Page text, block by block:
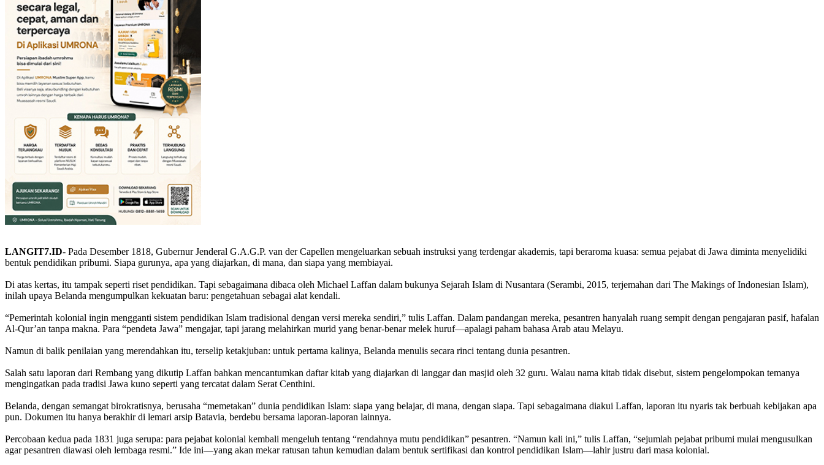
LANGIT7.ID- Pada Desember 1818, Gubernur Jenderal G.A.G.P. van der Capellen mengeluarkan sebuah instruksi yang terdengar akademis, tapi beraroma kuasa: semua pejabat di Jawa diminta menyelidiki
bentuk pendidikan pribumi. Siapa gurunya, apa yang diajarkan, di mana, dan siapa yang membiayai.
Di atas kertas, itu tampak seperti riset pendidikan. Tapi sebagaimana dibaca oleh Michael Laffan dalam bukunya Sejarah Islam di Nusantara (Serambi, 2015, terjemahan dari The Makings of Indonesian Islam),
inilah upaya Belanda mengumpulkan kekuatan baru: pengetahuan sebagai alat kendali.
“Pemerintah kolonial ingin mengganti sistem pendidikan Islam tradisional dengan versi mereka sendiri,” tulis Laffan. Dalam pandangan mereka, pesantren hanyalah ruang sempit dengan pengajaran pasif, hafalan
Al-Qur’an tanpa makna. Para “pendeta Jawa” mengajar, tapi jarang melahirkan murid yang benar-benar melek huruf—apalagi paham bahasa Arab atau Melayu.
Namun di balik penilaian yang merendahkan itu, terselip ketakjuban: untuk pertama kalinya, Belanda menulis secara rinci tentang dunia pesantren.
Salah satu laporan dari Rembang yang dikutip Laffan bahkan mencantumkan daftar kitab yang diajarkan di langgar dan masjid oleh 32 guru. Walau nama kitab tidak disebut, sistem pengelompokan temanya
mengingatkan pada tradisi Jawa kuno seperti yang tercatat dalam Serat Centhini.
Belanda, dengan semangat birokratisnya, berusaha “memetakan” dunia pendidikan Islam: siapa yang belajar, di mana, dengan siapa. Tapi sebagaimana diakui Laffan, laporan itu nyaris tak berbuah kebijakan apa
pun. Dokumen itu hanya berakhir di lemari arsip Batavia, berdebu bersama laporan-laporan lainnya.
Percobaan kedua pada 1831 juga serupa: para pejabat kolonial kembali mengeluh tentang “rendahnya mutu pendidikan” pesantren. “Namun kali ini,” tulis Laffan, “sejumlah pejabat pribumi mulai mengusulkan
agar pesantren diawasi oleh lembaga resmi.” Ide ini—yang akan mekar ratusan tahun kemudian dalam bentuk sertifikasi dan kontrol pendidikan Islam—lahir justru dari masa kolonial.